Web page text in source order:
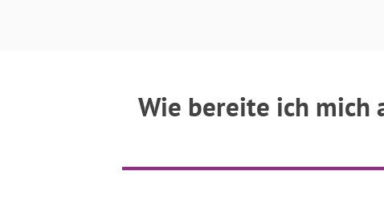
Wie bereite ich mich